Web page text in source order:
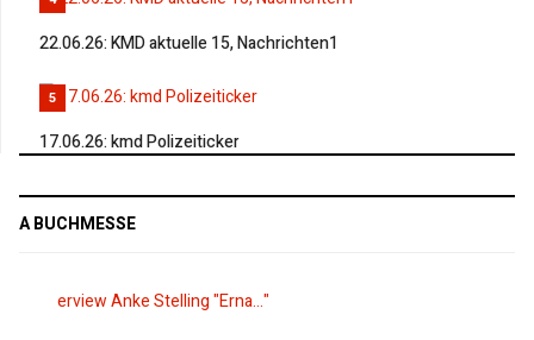
22.06.26: KMD aktuelle 15, Nachrichten1
5
17.06.26: kmd Polizeiticker
A BUCHMESSE